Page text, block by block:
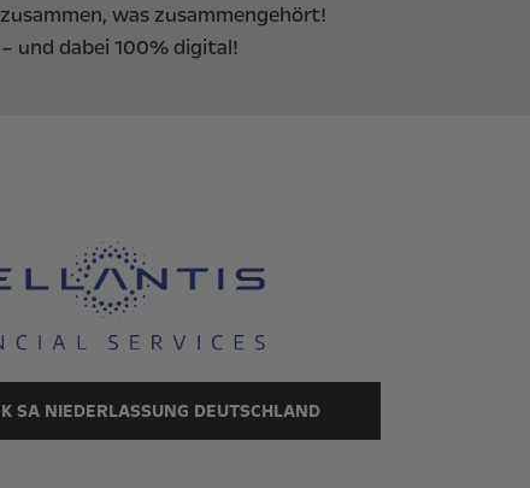
was zusammengehört!
und dabei 100% digital!
SA NIEDERLASSUNG DEUTSCHLAND